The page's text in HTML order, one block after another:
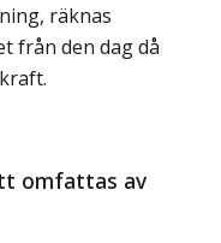
räknas
från den dag då
omfattas av